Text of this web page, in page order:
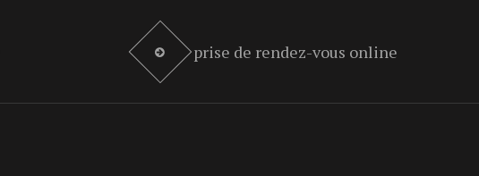
prise de rendez-vous online